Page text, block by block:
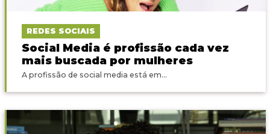
REDES SOCIAIS
Social Media é profissão cada vez
mais buscada por mulheres
A profissão de social media está em...